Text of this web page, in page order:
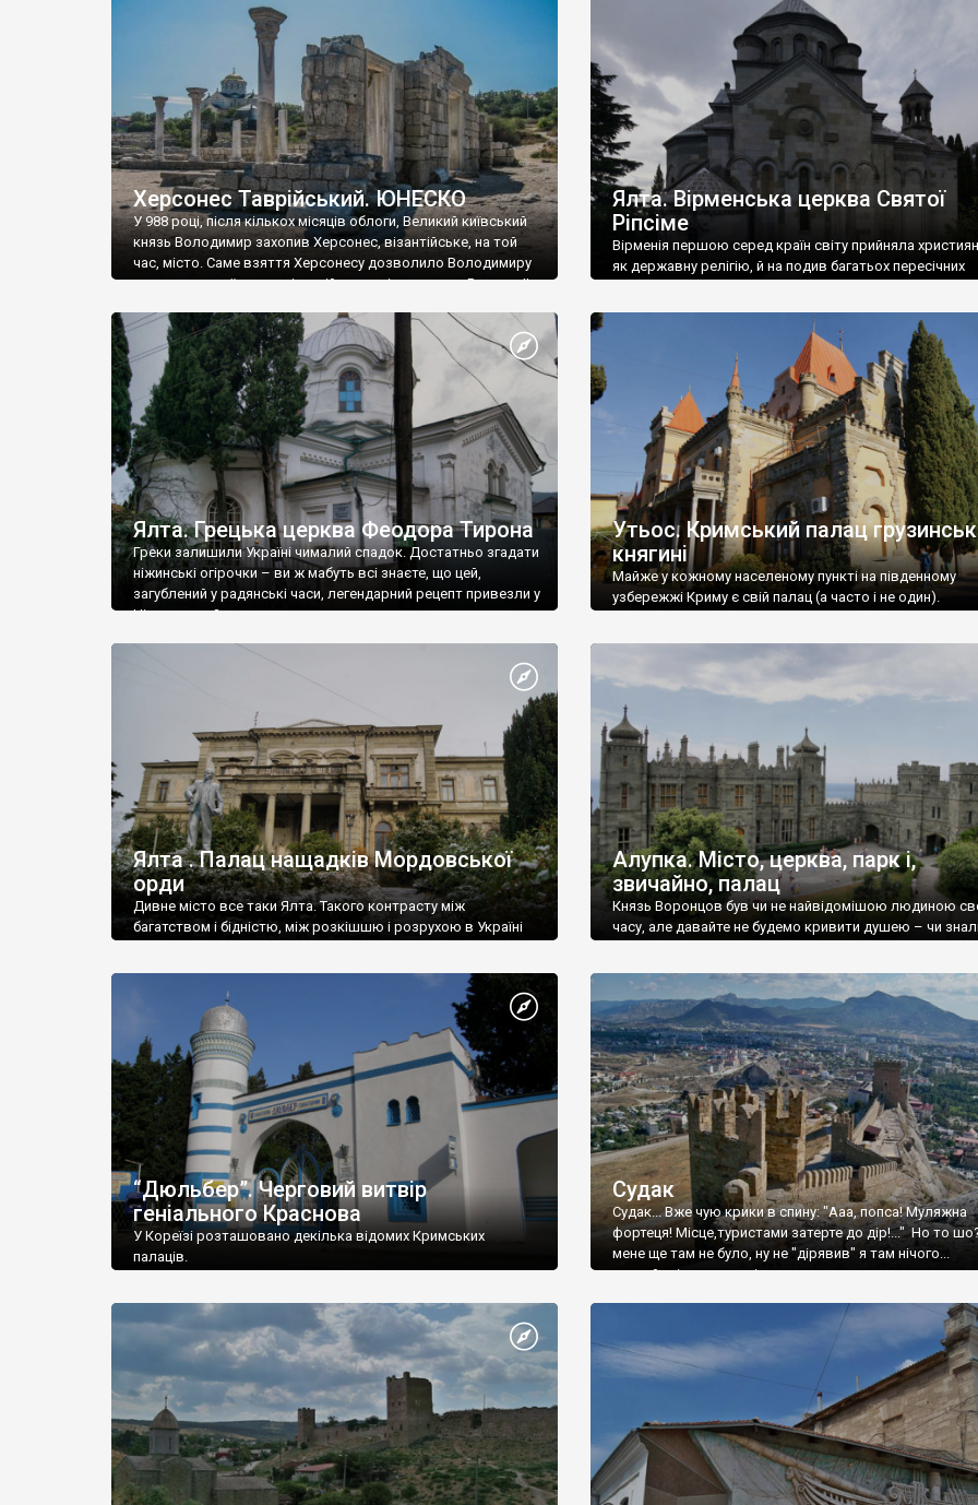
візантійської доби. Раритети викрадені з фондів об’єкту
культурної спадщини ЮНЕСКО «Херсонеса Таврійського».
Офіційно – на виставку «Золото Візантії», але експерти та
влада в Україні вважають це лише […]
називаються «повстяками» (postaki)…” “Вино. Крим
виробляє відмінне вино і його вдосталь: воно все
легке біле і дуже […]
Херсонес Таврійський. ЮНЕСКО
У 988 році, після кількох місяців облоги, Великий київський
князь Володимир захопив Херсонес, візантійське, на той
час, місто. Саме взяття Херсонесу дозволило Володимиру
диктувати свої умови візантійському імператору Василю ІІ,
Херсонесі Володимир-язичник, став Василем-
християнином. А потім було Хрещення Русі. На честь
Херсонесу Таврійського названо місто […]
Ялта. Вірменська церква Святої
Ріпсіме
Вірменія першою серед країн світу прийняла
як державну релігію, й на подив багатьох пересічних
Ялта. Грецька церква Феодора Тирона
Греки залишили Україні чималий спадок. Достатньо згадати
ніжинські огірочки – ви ж мабуть всі знаєте, що цей,
загублений у радянські часи, легендарний рецепт привезли у
Ніжин греки?
Утьос. Кримський палац
княгині
Майже у кожному населеному пункті на південному
узбережжі Криму є свій палац (а часто і не один).
Ялта . Палац нащадків Мордовської
орди
Дивне місто все таки Ялта. Такого контрасту між
багатством і бідністю, між розкішшю і розрухою в Україні
Алупка. Місто, церква, парк і,
звичайно, палац
Князь Воронцов був чи не найвідомішою людиною
часу, але давайте не будемо кривити душею – чи
“Дюльбер”. Черговий витвір
геніального Краснова
У Кореїзі розташовано декілька відомих Кримських
палаців.
Судак
Судак... Вже чую крики в спину: "Ааа, попса! Муляжна
фортеця! Місце,туристами затерте до дір!..." Но то
мене ще там не було, ну не "дірявив" я там нічого...
принаймні до цього літа.